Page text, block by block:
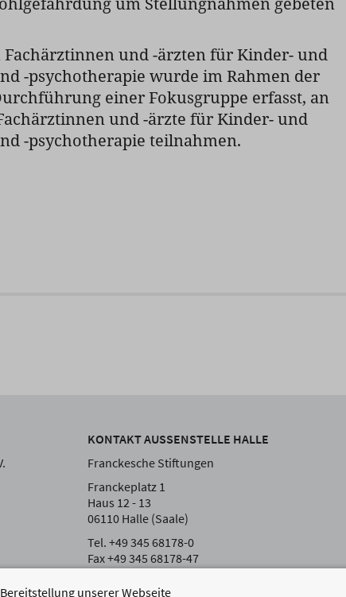
unserer Webseite
und -ärzten für Kinder- und
-psychotherapie wurde im Rahmen der
einer Fokusgruppe erfasst, an
und -ärzte für Kinder- und
-psychotherapie teilnahmen.
KONTAKT AUSSENSTELLE HALLE
Franckesche Stiftungen
Franckeplatz 1
Haus 12 - 13
06110 Halle (Saale)
Tel. +49 345 68178-0
Fax +49 345 68178-47